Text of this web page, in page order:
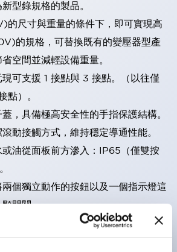
型錄規格的製品。
的尺寸與重量的條件下，即可實現高
的規格，可替換既有的變壓器型產
空間並減輕設備重量。
可支援 1 接點與 3 接點。（以往僅
點）。
，具備極高安全性的手指保護結構。
動接觸方式，維持穩定導通性能。
油從面板前方滲入：IP65（僅雙按
個獨立動作的按鈕以及一個指示燈這
開關。
需求的多種電壓規格。
呈現六種顏色（LSRD 燈泡）。以往